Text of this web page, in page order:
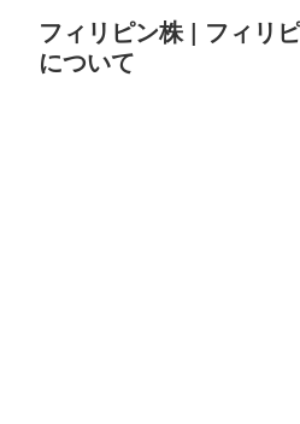
フィリピン株 | フィリ
について